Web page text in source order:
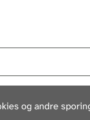
og andre